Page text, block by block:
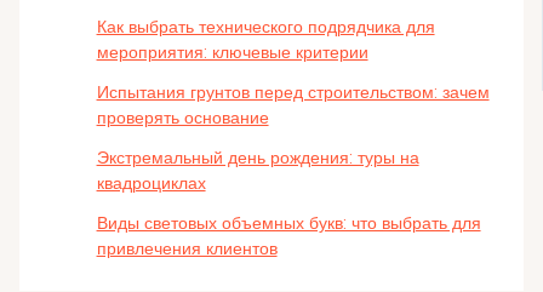
Как выбрать технического подрядчика для
мероприятия: ключевые критерии
Испытания грунтов перед строительством: зачем
проверять основание
Экстремальный день рождения: туры на
квадроциклах
Виды световых объемных букв: что выбрать для
привлечения клиентов